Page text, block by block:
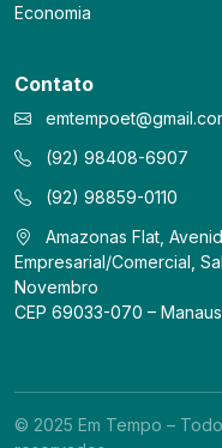
Economia
Contato
(92) 98408-6907
(92) 98859-0110
Amazonas Flat,
Empresarial/Comercial,
Novembro
CEP 69033-070 –
© 2025 Em Tempo –